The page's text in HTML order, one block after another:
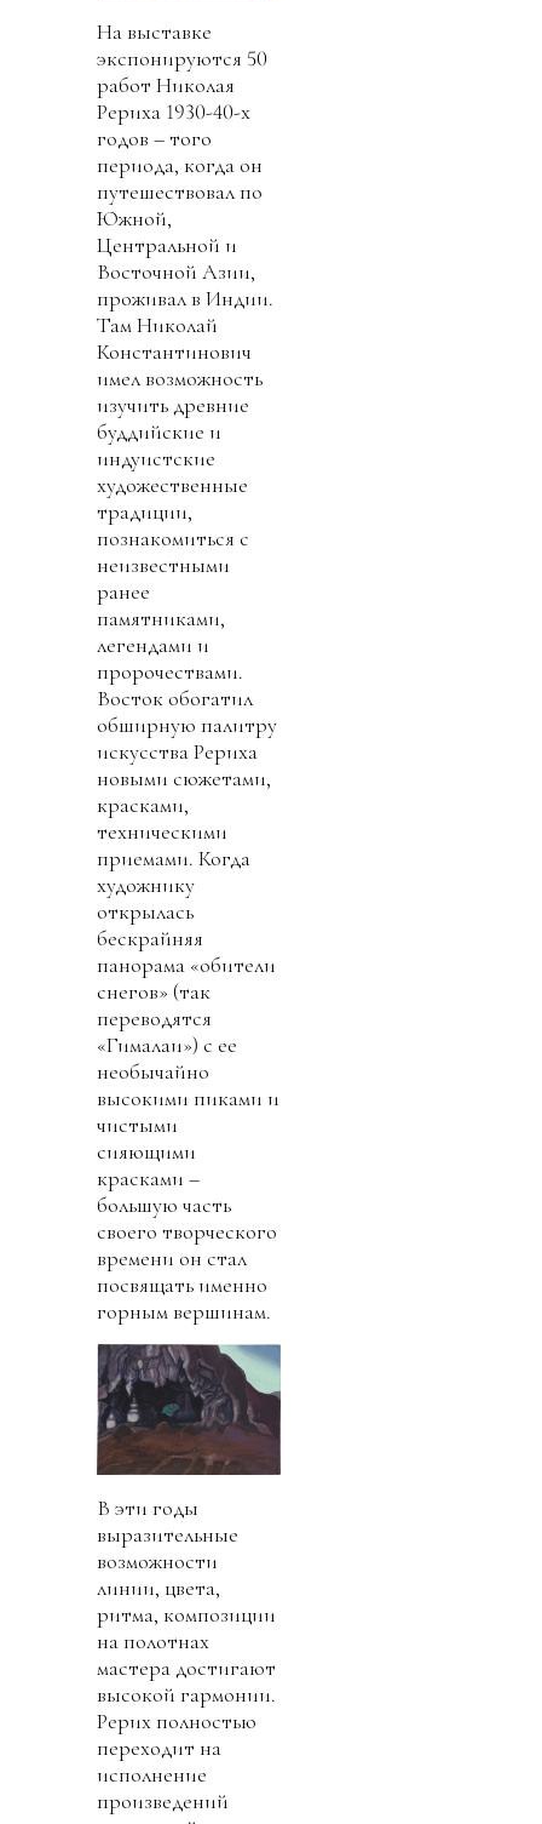
На выставке
экспонируются 50
работ Николая
Рериха 1930-40-х
годов – того
периода, когда он
путешествовал по
Южной,
Центральной и
Восточной Азии,
проживал в Индии.
Там Николай
Константинович
имел возможность
изучить древние
буддийские и
индуистские
художественные
традиции,
познакомиться с
неизвестными
ранее
памятниками,
легендами и
пророчествами.
Восток обогатил
обширную палитру
искусства Рериха
новыми сюжетами,
красками,
техническими
приемами. Когда
художнику
открылась
бескрайняя
панорама «обители
снегов» (так
переводятся
«Гималаи») с ее
необычайно
высокими пиками и
чистыми
сияющими
красками –
большую часть
своего творческого
времени он стал
посвящать именно
горным вершинам.
В эти годы
выразительные
возможности
линии, цвета,
ритма, композиции
на полотнах
мастера достигают
высокой гармонии.
Рерих полностью
переходит на
исполнение
произведений